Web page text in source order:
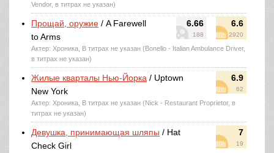
Vendor, в титрах не указан)
6.66
188
6.6
2920
Прощай, оружие / A Farewell
to Arms
Актер: Хроника, В титрах не указан (Bonello - Italian Ambulance Driver,
в титрах не указан)
6.9
62
Жилые кварталы Нью-Йорка / Uptown
New York
Актер: Хроника, В титрах не указан (Nick - Restaurant Proprietor, в
титрах не указан)
7
19
Девушка, принимающая шляпы / Hat
Check Girl